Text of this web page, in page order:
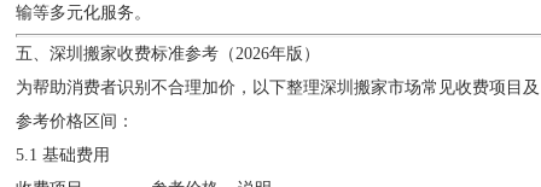
输等多元化服务。
五、深圳搬家收费标准参考（2026年版）
为帮助消费者识别不合理加价，以下整理深圳搬家市场常见收费项目及
参考价格区间：
5.1 基础费用